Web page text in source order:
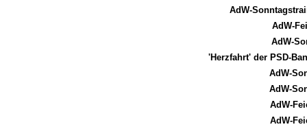
AdW-
AdW-
AdW-
'Herzfahrt' der PSD-
AdW-
AdW-
AdW-
AdW-